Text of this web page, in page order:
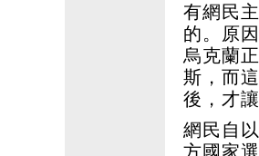
有網民
的。原
烏克蘭
斯，而
後，才
網民自
方國家